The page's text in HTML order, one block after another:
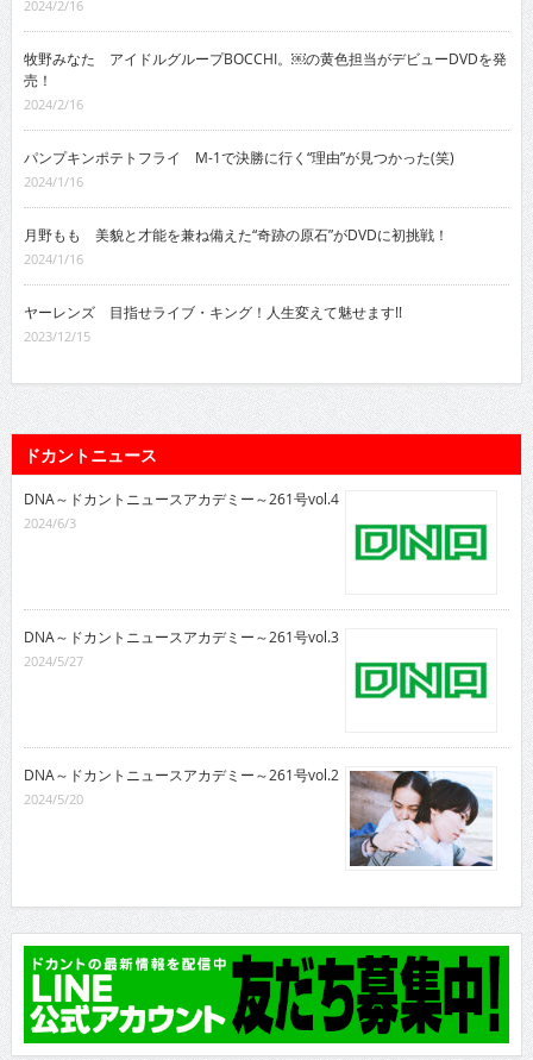
2024/2/16
牧野みなた アイドルグループBOCCHI。￼の黄色担当がデビューDVDを発
売！
2024/2/16
パンプキンポテトフライ M-1で決勝に行く“理由”が見つかった(笑)
2024/1/16
月野もも 美貌と才能を兼ね備えた“奇跡の原石”がDVDに初挑戦！
2024/1/16
ヤーレンズ 目指せライブ・キング！人生変えて魅せます!!
2023/12/15
ドカントニュース
DNA～ドカントニュースアカデミー～261号vol.4
2024/6/3
DNA～ドカントニュースアカデミー～261号vol.3
2024/5/27
DNA～ドカントニュースアカデミー～261号vol.2
2024/5/20